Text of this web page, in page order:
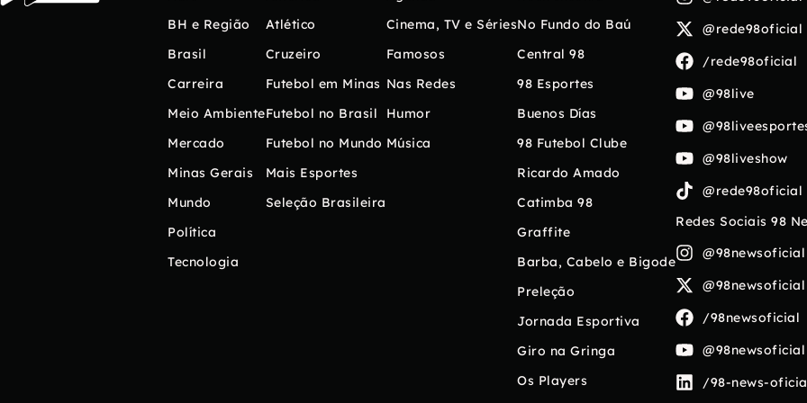
BH e Região
Brasil
Carreira
Meio Ambiente
Mercado
Minas Gerais
Mundo
Política
Tecnologia
Atlético
Cruzeiro
Futebol em Minas
Futebol no Brasil
Futebol no Mundo
Mais Esportes
Seleção Brasileira
Cinema, TV e Séries
Famosos
Nas Redes
Humor
Música
No Fundo do Baú
Central 98
98 Esportes
Buenos Días
98 Futebol Clube
Ricardo Amado
Catimba 98
Graffite
Barba, Cabelo e Bigode
Preleção
Jornada Esportiva
Giro na Gringa
Os Players
@rede98oficial
/rede98oficial
@98live
@98liveshow
@rede98oficial
Redes Sociais 98
@98newsoficial
@98newsoficial
/98newsoficial
@98newsoficial
/98-news-